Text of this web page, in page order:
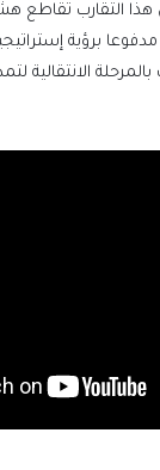
أن هذا التقارب
برؤية
الانتقالية